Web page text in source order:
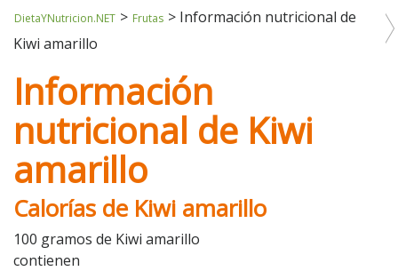
DietaYNutricion.NET > Frutas > Información nutricional de
Kiwi amarillo
Información
nutricional de Kiwi
amarillo
Calorías de Kiwi amarillo
100 gramos de Kiwi amarillo
contienen